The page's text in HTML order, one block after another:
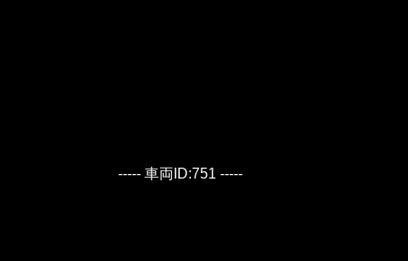
----- 車両ID:751 -----